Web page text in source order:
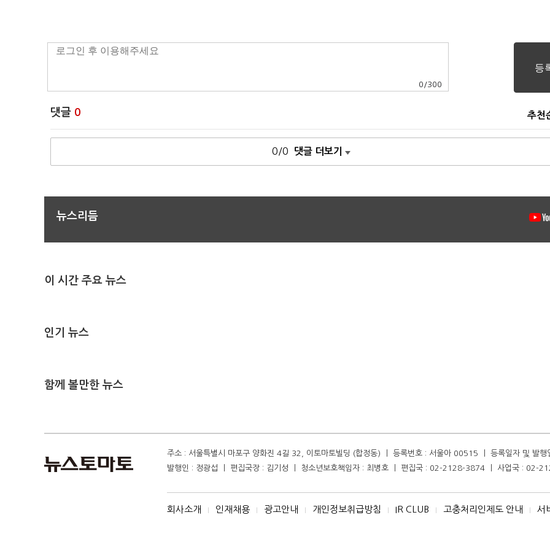
0 /300
댓글 0 추천
0/0 댓글 더보기
뉴스리듬
이 시간 주요 뉴스
인기 뉴스
함께 볼만한 뉴스
주소 : 서울특별시 마포구 양화진 4길 32, 이토마토빌딩 (합정동) ㅣ 등록번호 : 서울아 00515 ㅣ 등록일자 및 발
발행인 : 정광섭 ㅣ 편집국장 : 김기성 ㅣ 청소년보호책임자 : 최병호 ㅣ 편집국 : 02-2128-3874 ㅣ 사업국 : 02-
회사소개 인재채용 광고안내 개인정보취급방침 IR CLUB 고충처리인제도 안내 서